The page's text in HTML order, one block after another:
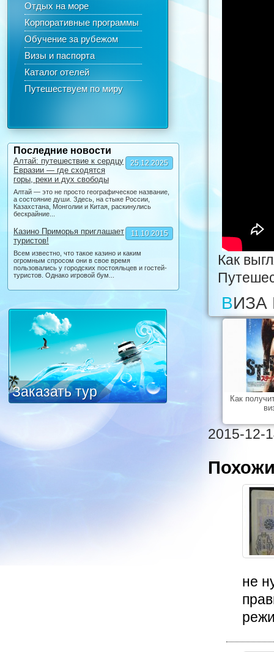
Отдых на море
Корпоративные программы
Обучение за рубежом
Визы и паспорта
Каталог отелей
Путешествуем по миру
Последние новости
25.12.2025
Алтай: путешествие к сердцу
Евразии — где сходятся
горы, реки и дух свободы
Алтай — это не просто географическое название,
а состояние души. Здесь, на стыке России,
Казахстана, Монголии и Китая, раскинулись
бескрайние...
11.10.2015
Казино Приморья приглашает
туристов!
Всем известно, что такое казино и каким
огромным спросом они в свое время
пользовались у городских постояльцев и гостей-
туристов. Однако игровой бум...
Заказать тур
Как
Как
2015-12-
не